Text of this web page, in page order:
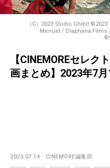
（C）2023 Studio Ghibli
Menuet / Diaphana Films
【CINEMOREセレ
画まとめ】2023年7
2023.07.14 CINEMORE編集部